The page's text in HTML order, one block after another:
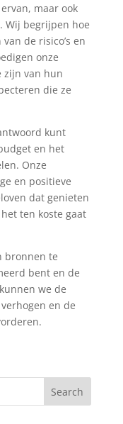
maar ook
Wij begrijpen hoe
de risico’s en
onze
zijn van hun
die ze
kunt
en het
Onze
en positieve
dat genieten
ten koste gaat
bronnen te
bent en de
we de
en de